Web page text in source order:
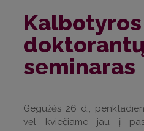
Kalbotyros
seminaras
Gegužės 26 d.,
vėl kviečiame jau į